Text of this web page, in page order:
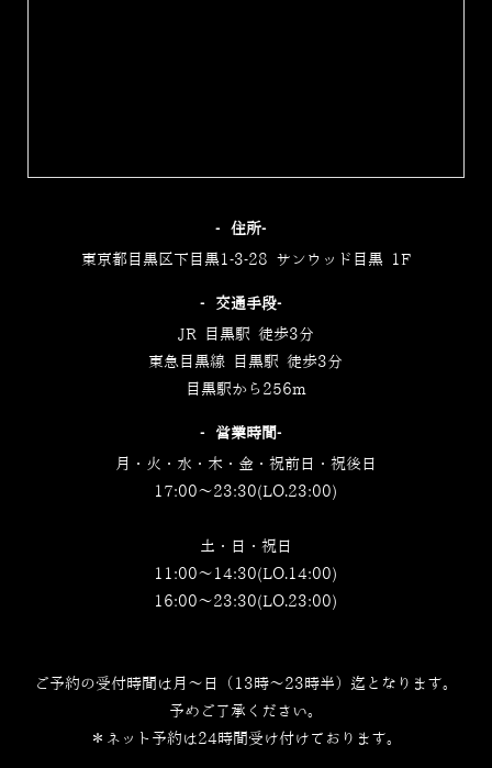
‐住所‐
東京都目黒区下目黒1-3-28 サンウッド目黒 1F
‐交通手段‐
JR 目黒駅 徒歩3分
東急目黒線 目黒駅 徒歩3分
目黒駅から256m
‐営業時間‐
月・火・水・木・金・祝前日・祝後日
17:00～23:30(LO.23:00)
土・日・祝日
11:00～14:30(LO.14:00)
16:00～23:30(LO.23:00)
ご予約の受付時間は月～日（13時～23時半）迄となります。
予めご了承ください。
＊ネット予約は24時間受け付けております。